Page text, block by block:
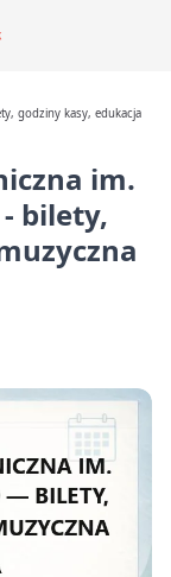
godziny kasy, edukacja
im.
bilety,